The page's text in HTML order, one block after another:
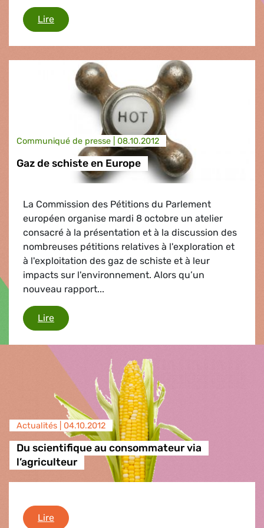
LireForages offshore
Communiqué de presse | 08.10.2012
Gaz de schiste en Europe
La Commission des Pétitions du Parlement
européen organise mardi 8 octobre un atelier
consacré à la présentation et à la discussion des
nombreuses pétitions relatives à l'exploration et
à l'exploitation des gaz de schiste et à leur
impacts sur l'environnement. Alors qu’un
nouveau rapport...
LireGaz de schiste en Europe
Actualités | 04.10.2012
Du scientifique au consommateur via
l’agriculteur
LireDu scientifique au consommateur via